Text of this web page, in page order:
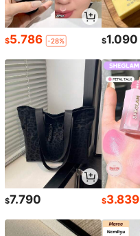
$5.786 -28% $1.090
$7.790 $3.839